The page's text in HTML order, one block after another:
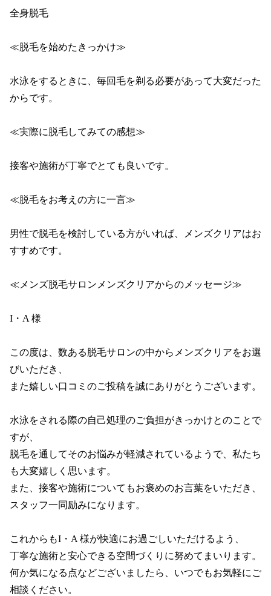
全身脱毛
≪脱毛を始めたきっかけ≫
水泳をするときに、毎回毛を剃る必要があって大変だった
からです。
≪実際に脱毛してみての感想≫
接客や施術が丁寧でとても良いです。
≪脱毛をお考えの方に一言≫
男性で脱毛を検討している方がいれば、メンズクリアはお
すすめです。
≪メンズ脱毛サロンメンズクリアからのメッセージ≫
I・A 様
この度は、数ある脱毛サロンの中からメンズクリアをお選
びいただき、
また嬉しい口コミのご投稿を誠にありがとうございます。
水泳をされる際の自己処理のご負担がきっかけとのことで
すが、
脱毛を通してそのお悩みが軽減されているようで、私たち
も大変嬉しく思います。
また、接客や施術についてもお褒めのお言葉をいただき、
スタッフ一同励みになります。
これからもI・A 様が快適にお過ごしいただけるよう、
丁寧な施術と安心できる空間づくりに努めてまいります。
何か気になる点などございましたら、いつでもお気軽にご
相談ください。